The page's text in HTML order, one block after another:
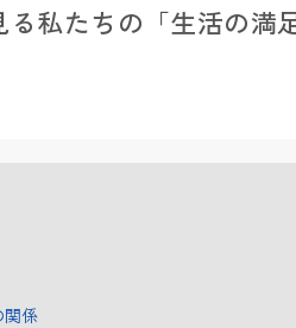
る私たちの「生活の満
関係